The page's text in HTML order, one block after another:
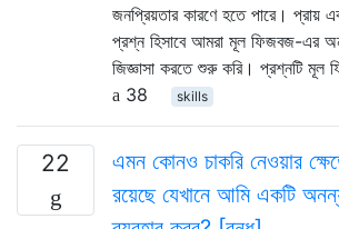
জনপ্রিয়তার কারণে হতে পারে। প্রায়
প্রশ্ন হিসাবে আমরা মূল ফিজবজ-এর
জিজ্ঞাসা করতে শুরু করি। প্রশ্নটি
38
skills
22
এমন কোনও চাকরি নেওয়ার
রয়েছে যেখানে আমি একটি